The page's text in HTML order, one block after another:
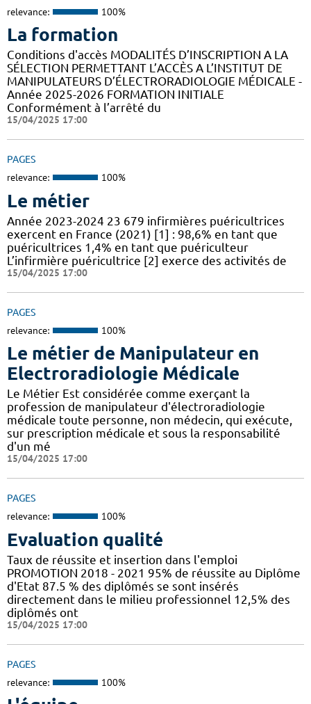
relevance: 100%
La formation
Conditions d'accès MODALITÉS D’INSCRIPTION A LA
SÉLECTION PERMETTANT L’ACCÈS A L’INSTITUT DE
MANIPULATEURS D’ÉLECTRORADIOLOGIE MÉDICALE -
Année 2025-2026 FORMATION INITIALE
Conformément à l’arrêté du
15/04/2025 17:00
PAGES
relevance: 100%
Le métier
Année 2023-2024 23 679 infirmières puéricultrices
exercent en France (2021) [1] : 98,6% en tant que
puéricultrices 1,4% en tant que puériculteur
L’infirmière puéricultrice [2] exerce des activités de
15/04/2025 17:00
PAGES
relevance: 100%
Le métier de Manipulateur en
Electroradiologie Médicale
Le Métier Est considérée comme exerçant la
profession de manipulateur d'électroradiologie
médicale toute personne, non médecin, qui exécute,
sur prescription médicale et sous la responsabilité
d'un mé
15/04/2025 17:00
PAGES
relevance: 100%
Evaluation qualité
Taux de réussite et insertion dans l'emploi
PROMOTION 2018 - 2021 95% de réussite au Diplôme
d'Etat 87.5 % des diplômés se sont insérés
directement dans le milieu professionnel 12,5% des
diplômés ont
15/04/2025 17:00
PAGES
relevance: 100%